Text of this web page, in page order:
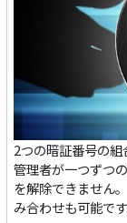
2つの暗証番号の
管理者が一つずつ
を解除できません
み合わせも可能です